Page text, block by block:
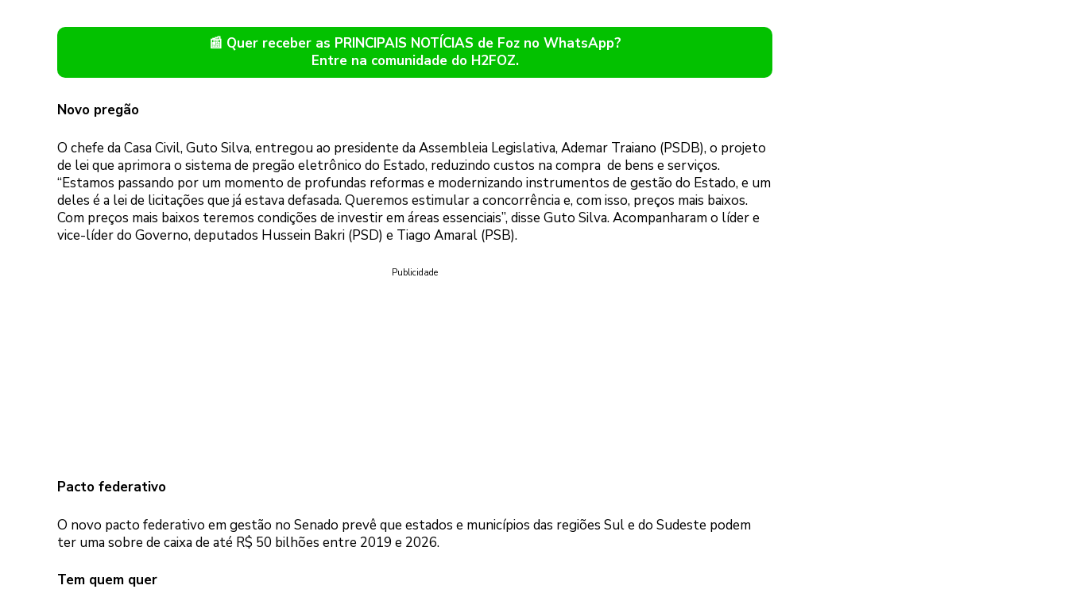
📰 Quer receber as PRINCIPAIS NOTÍCIAS de Foz no WhatsApp?
Entre na comunidade do H2FOZ.
Novo pregão
O chefe da Casa Civil, Guto Silva, entregou ao presidente da Assembleia Legislativa, Ademar Traiano (PSDB), o projeto
de lei que aprimora o sistema de pregão eletrônico do Estado, reduzindo custos na compra de bens e serviços.
“Estamos passando por um momento de profundas reformas e modernizando instrumentos de gestão do Estado, e um
deles é a lei de licitações que já estava defasada. Queremos estimular a concorrência e, com isso, preços mais baixos.
Com preços mais baixos teremos condições de investir em áreas essenciais”, disse Guto Silva. Acompanharam o líder e
vice-líder do Governo, deputados Hussein Bakri (PSD) e Tiago Amaral (PSB).
Publicidade
Pacto federativo
O novo pacto federativo em gestão no Senado prevê que estados e municípios das regiões Sul e do Sudeste podem
ter uma sobre de caixa de até R$ 50 bilhões entre 2019 e 2026.
Tem quem quer